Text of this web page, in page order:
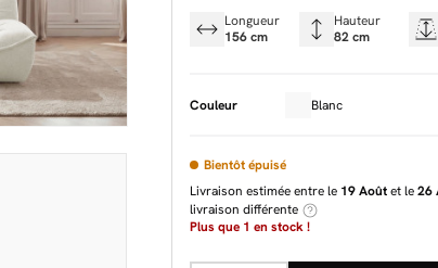
Longueur
156 cm
Hauteur
82 cm
Couleur Blanc
Bientôt épuisé
Livraison estimée entre le 19 Aoûtet le26
livraison différente
Plus que 1 en stock !